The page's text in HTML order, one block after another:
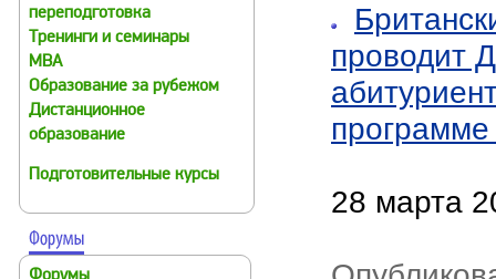
переподготовка
Тренинги и семинары
MBA
Образование за рубежом
Дистанционное
образование
Подготовительные курсы
проводит
28 марта